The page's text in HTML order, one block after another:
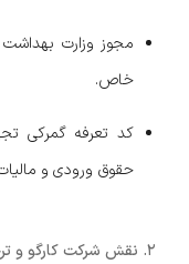
مجوز وزارت
خاص.
کد تعرفه گمرکی
حقوق ورودی و
۲. نقش شرکت کارگو و ترخیص‌کار